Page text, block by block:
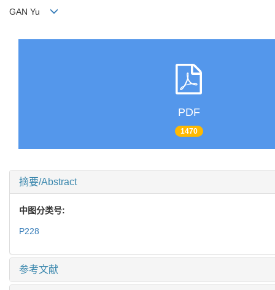
GAN Yu
PDF
1470
摘要/Abstract
中图分类号:
P228
参考文献